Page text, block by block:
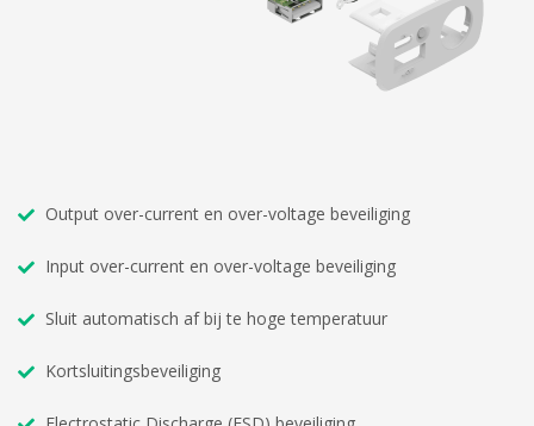
Output over-current en over-voltage beveiliging
Input over-current en over-voltage beveiliging
Sluit automatisch af bij te hoge temperatuur
Kortsluitingsbeveiliging